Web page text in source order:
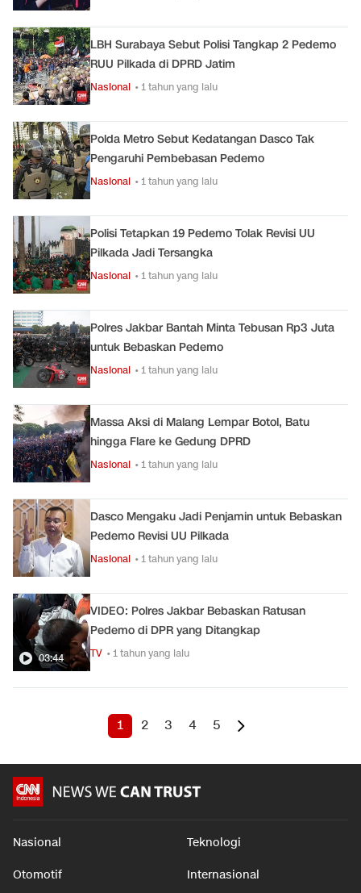
LBH Surabaya Sebut Polisi Tangkap 2 Pedemo
RUU Pilkada di DPRD Jatim
Nasional • 1 tahun yang lalu
Polda Metro Sebut Kedatangan Dasco Tak
Pengaruhi Pembebasan Pedemo
Nasional • 1 tahun yang lalu
Polisi Tetapkan 19 Pedemo Tolak Revisi UU
Pilkada Jadi Tersangka
Nasional • 1 tahun yang lalu
Polres Jakbar Bantah Minta Tebusan Rp3 Juta
untuk Bebaskan Pedemo
Nasional • 1 tahun yang lalu
Massa Aksi di Malang Lempar Botol, Batu
hingga Flare ke Gedung DPRD
Nasional • 1 tahun yang lalu
Dasco Mengaku Jadi Penjamin untuk Bebaskan
Pedemo Revisi UU Pilkada
Nasional • 1 tahun yang lalu
03:44
VIDEO: Polres Jakbar Bebaskan Ratusan
Pedemo di DPR yang Ditangkap
TV • 1 tahun yang lalu
1 2 3 4 5
Nasional Teknologi
Otomotif Internasional